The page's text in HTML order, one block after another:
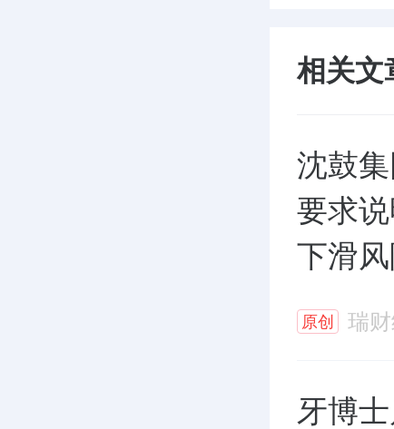
相关文
沈鼓
要求
下滑
原创 瑞
牙博